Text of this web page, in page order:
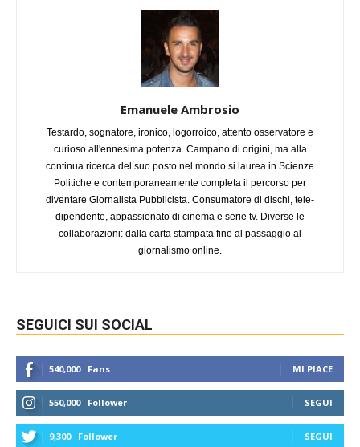
Emanuele Ambrosio
Testardo, sognatore, ironico, logorroico, attento osservatore e
curioso all'ennesima potenza. Campano di origini, ma alla
continua ricerca del suo posto nel mondo si laurea in Scienze
Politiche e contemporaneamente completa il percorso per
diventare Giornalista Pubblicista. Consumatore di dischi, tele-
dipendente, appassionato di cinema e serie tv. Diverse le
collaborazioni: dalla carta stampata fino al passaggio al
giornalismo online.
SEGUICI SUI SOCIAL
540,000 Fans MI PIACE
550,000 Follower SEGUI
9,300 Follower SEGUI